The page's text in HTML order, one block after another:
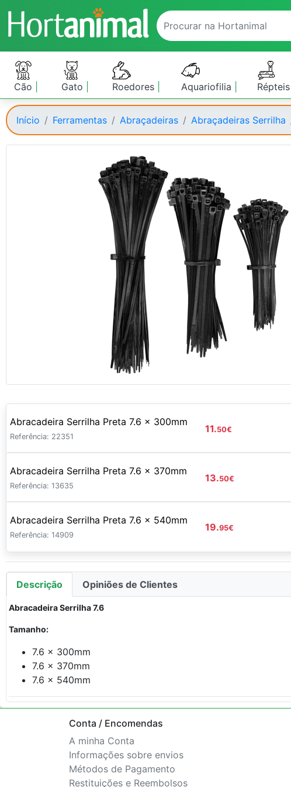
Cão Gato Roedores Aquariofilia Répteis
Início Ferramentas Abraçadeiras Abraçadeiras Serrilha
Abracadeira Serrilha Preta 7.6 x 300mm
Referência: 22351
11.50€
Abracadeira Serrilha Preta 7.6 x 370mm
Referência: 13635
13.50€
Abracadeira Serrilha Preta 7.6 x 540mm
Referência: 14909
19.95€
Descrição Opiniões de Clientes
Abracadeira Serrilha 7.6
Tamanho:
7.6 x 300mm
7.6 x 370mm
7.6 x 540mm
Conta / Encomendas
A minha Conta
Informações sobre envios
Métodos de Pagamento
Restituições e Reembolsos